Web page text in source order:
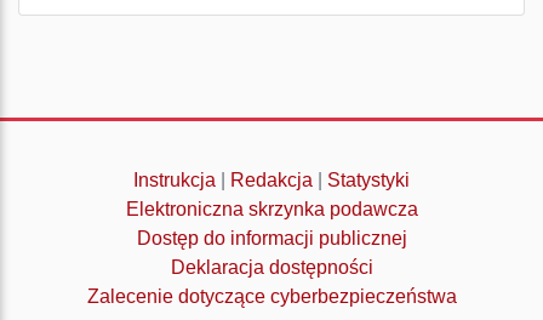
Instrukcja Redakcja
Statystyki
Elektroniczna skrzynka podawcza
Dostęp do informacji publicznej
Deklaracja dostępności
Zalecenie dotyczące cyberbezpieczeństwa